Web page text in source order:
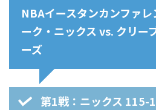
NBAイースタンカンファ
ーク・ニックス vs. クリー
ーズ
第1戦：ニックス 115-